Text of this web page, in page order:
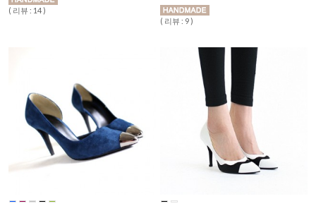
( 리뷰 : 14 )
( 리뷰 : 9 )